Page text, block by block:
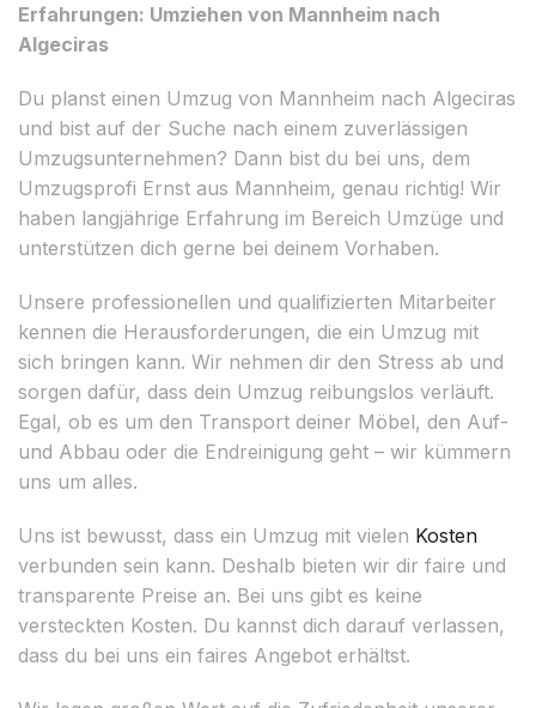
Erfahrungen: Umziehen von Mannheim nach
Algeciras
Du planst einen Umzug von Mannheim nach Algeciras
und bist auf der Suche nach einem zuverlässigen
Umzugsunternehmen? Dann bist du bei uns, dem
Umzugsprofi Ernst aus Mannheim, genau richtig! Wir
haben langjährige Erfahrung im Bereich Umzüge und
unterstützen dich gerne bei deinem Vorhaben.
Unsere professionellen und qualifizierten Mitarbeiter
kennen die Herausforderungen, die ein Umzug mit
sich bringen kann. Wir nehmen dir den Stress ab und
sorgen dafür, dass dein Umzug reibungslos verläuft.
Egal, ob es um den Transport deiner Möbel, den Auf-
und Abbau oder die Endreinigung geht – wir kümmern
uns um alles.
Uns ist bewusst, dass ein Umzug mit vielen Kosten
verbunden sein kann. Deshalb bieten wir dir faire und
transparente Preise an. Bei uns gibt es keine
versteckten Kosten. Du kannst dich darauf verlassen,
dass du bei uns ein faires Angebot erhältst.